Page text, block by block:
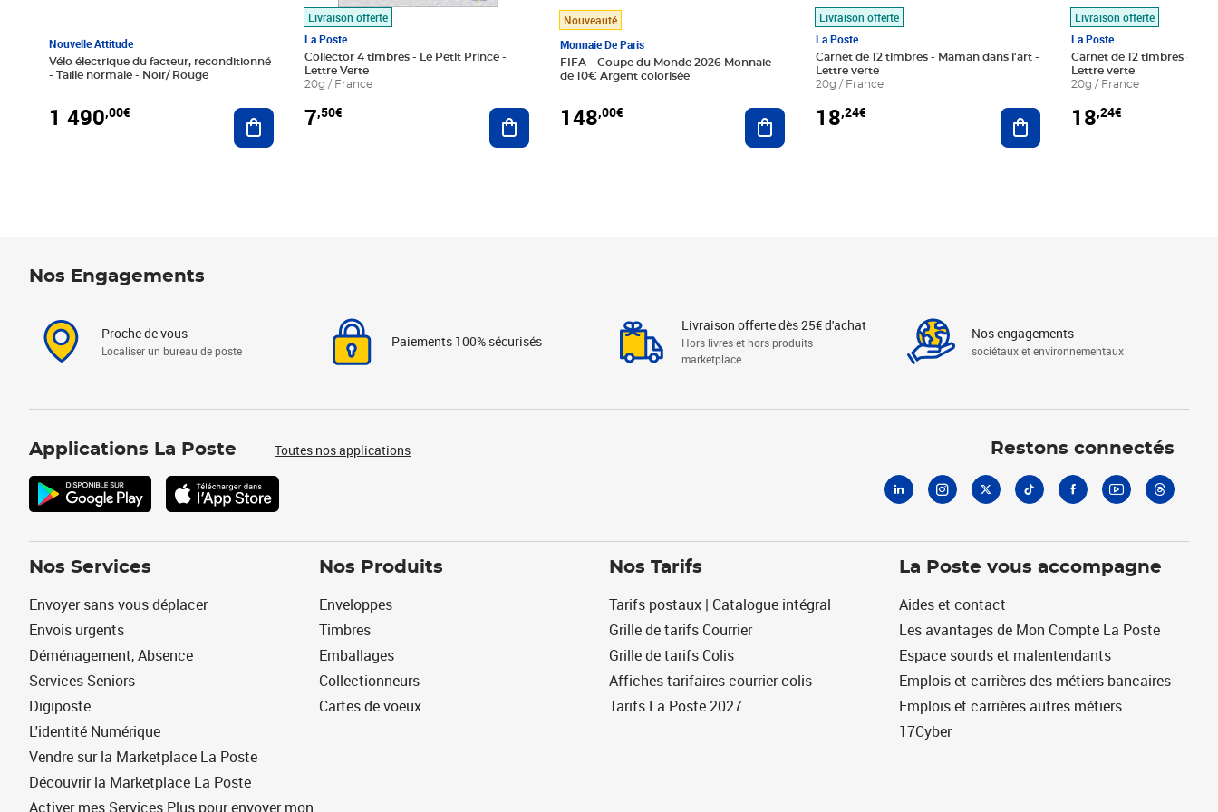
Nouvelle Attitude
Vélo électrique du facteur, reconditionné
- Taille normale - Noir/ Rouge
1 490,00€ Ajouter au panier
Livraison offerte
La Poste
Collector 4 timbres - Le Petit Prince -
Lettre Verte
20g / France
7,50€ Ajouter au panier
Nouveauté
Monnaie De Paris
FIFA – Coupe du Monde 2026 Monnaie
de 10€ Argent colorisée
148,00€ Ajouter au panier
Livraison offerte
La Poste
Carnet de 12 timbres - Maman dans l'art -
Lettre verte
20g / France
18,24€ Ajouter au panier
Livraison offerte
La Poste
Carnet de 12 timbres - Le
Lettre verte
20g / France
18,24€
Nos Engagements
Proche de vous
Localiser un bureau de poste
Paiements 100% sécurisés
Livraison offerte dès 25€ d'achat
Hors livres et hors produits
marketplace
Nos engagements
sociétaux et environnementaux
Applications La Poste Toutes nos applications Restons connectés
Nos Services
Envoyer sans vous déplacer
Envois urgents
Déménagement, Absence
Services Seniors
Digiposte
L'identité Numérique
Vendre sur la Marketplace La Poste
Découvrir la Marketplace La Poste
Activer mes Services Plus pour envoyer mon
Nos Produits
Enveloppes
Timbres
Emballages
Collectionneurs
Cartes de voeux
Nos Tarifs
Tarifs postaux | Catalogue intégral
Grille de tarifs Courrier
Grille de tarifs Colis
Affiches tarifaires courrier colis
Tarifs La Poste 2027
La Poste vous accompagne
Aides et contact
Les avantages de Mon Compte La Poste
Espace sourds et malentendants
Emplois et carrières des métiers bancaires
Emplois et carrières autres métiers
17Cyber